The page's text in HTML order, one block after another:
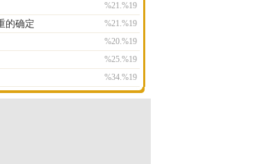
%21.%19
的确定 %21.%19
%20.%19
%25.%19
%34.%19